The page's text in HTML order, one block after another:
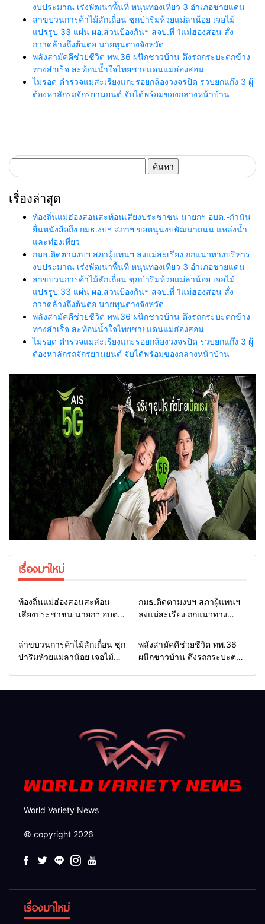
งบประมาณ เร่งพัฒนาพื้นที่ หนุนท่องเที่ยว 3 อำเภอชายแดน
ล่าขบวนการค้าไม้สักเถื่อน ซุกป่าริมห้วยแม่ลาน้อย เจอไม้
แปรรูป 33 แผ่น ผอ.ส่วนป้องกันฯ สจป.ที่ 1แม่ฮ่องสอน สั่ง
กวาดล้างถึงต้นตอ นายทุนต่างจังหวัด
พลังสามัคคีช่วยชีวิต ทพ.36 ผนึกชาวบ้าน ดึงรถกระบะตกข้าง
ทางสำเร็จ สะท้อนน้ำใจไทยชายแดนแม่ฮ่องสอน
ไม่รอด ตำรวจแม่สะเรียงแกะรอยกล้องวงจรปิด รวบยกแก๊ง 3 ผู้
ต้องหาลักรถจักรยานยนต์ จับได้พร้อมของกลางหน้าบ้าน
สำหรับ:
เรื่องล่าสุด
ท้องถิ่นแม่ฮ่องสอนสะท้อนเสียงประชาชน นายกฯ อบต.-กำนัน
ยื่นหนังสือถึง กมธ.งบฯ สภาฯ ขอหนุนงบพัฒนาถนน แหล่งน้ำ
และท่องเที่ยว
กมธ.ติดตามงบฯ สภาผู้แทนฯ ลงแม่สะเรียง ถกแนวทางบริหาร
งบประมาณ เร่งพัฒนาพื้นที่ หนุนท่องเที่ยว 3 อำเภอชายแดน
ล่าขบวนการค้าไม้สักเถื่อน ซุกป่าริมห้วยแม่ลาน้อย เจอไม้
แปรรูป 33 แผ่น ผอ.ส่วนป้องกันฯ สจป.ที่ 1แม่ฮ่องสอน สั่ง
กวาดล้างถึงต้นตอ นายทุนต่างจังหวัด
พลังสามัคคีช่วยชีวิต ทพ.36 ผนึกชาวบ้าน ดึงรถกระบะตกข้าง
ทางสำเร็จ สะท้อนน้ำใจไทยชายแดนแม่ฮ่องสอน
ไม่รอด ตำรวจแม่สะเรียงแกะรอยกล้องวงจรปิด รวบยกแก๊ง 3 ผู้
ต้องหาลักรถจักรยานยนต์ จับได้พร้อมของกลางหน้าบ้าน
เรื่องมาใหม่
Home รอบรั้วทั่วไทย
ท้องถิ่นแม่ฮ่องสอนสะท้อน
เสียงประชาชน นายกฯ อบต.-
สภาฯ ขอหนุนงบพัฒนาถนน
แหล่งน้ำ และท่องเที่ยว
Home รอบรั้วทั่วไทย
กมธ.ติดตามงบฯ สภาผู้แทนฯ
ลงแม่สะเรียง ถกแนวทาง
พื้นที่ หนุนท่องเที่ยว 3 อำเภอ
ชายแดน
Home รอบรั้วทั่วไทย
ล่าขบวนการค้าไม้สักเถื่อน ซุก
ป่าริมห้วยแม่ลาน้อย เจอไม้
Home แวดวงทหาร
พลังสามัคคีช่วยชีวิต ทพ.36
ผนึกชาวบ้าน ดึงรถกระบะตก
World Variety News
© copyright 2026
เรื่องมาใหม่